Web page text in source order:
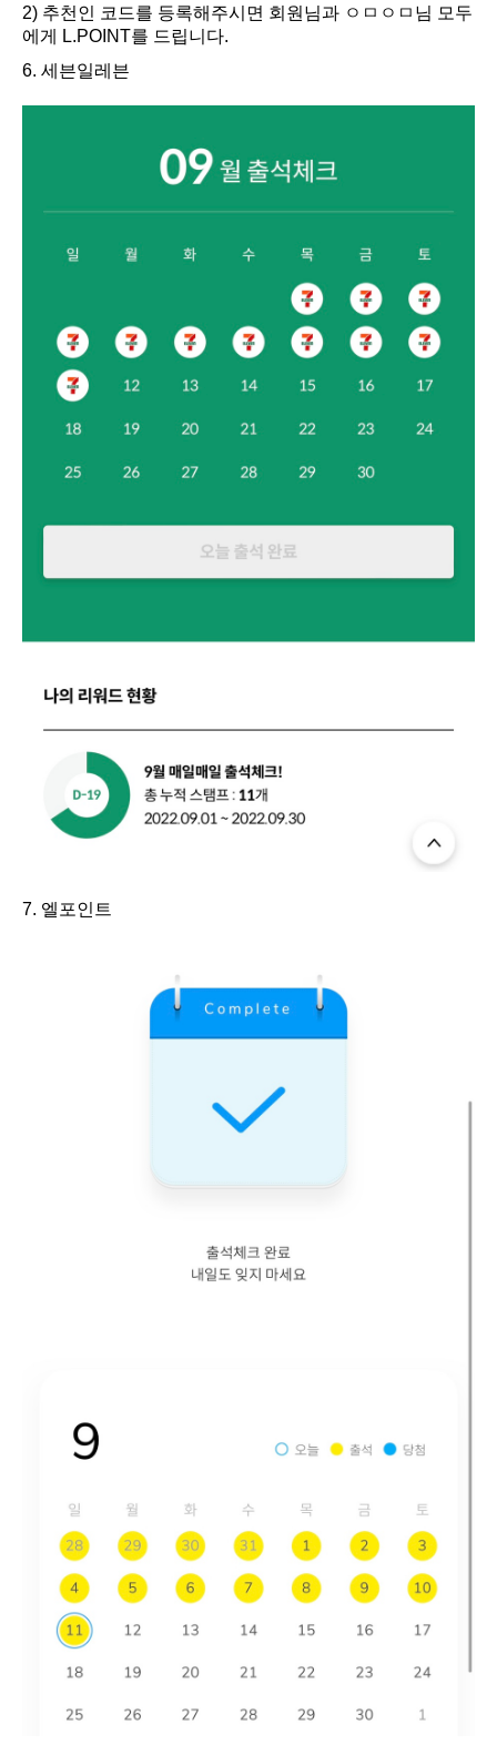
2) 추천인 코드를 등록해주시면 회원님과 ㅇㅁㅇㅁ님 모두
에게 L.POINT를 드립니다.
6. 세븐일레븐
7. 엘포인트